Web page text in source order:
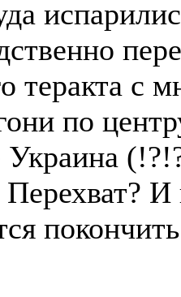
теракта с
по
Украина
И